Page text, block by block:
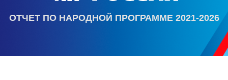
ОТЧЕТ ПО НАРОДНОЙ ПРОГРАММЕ 2021-2026